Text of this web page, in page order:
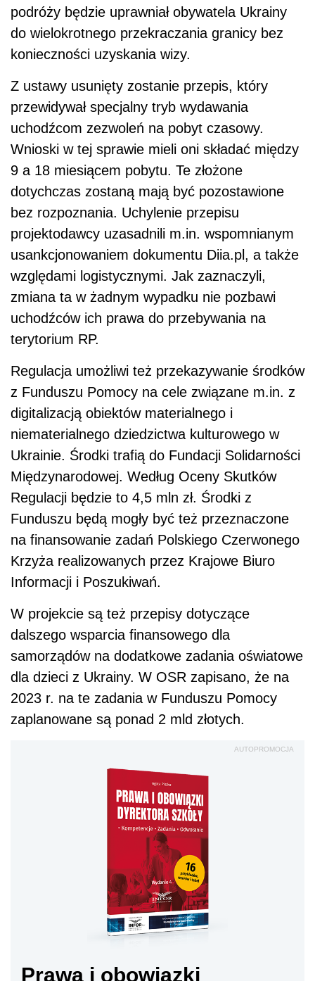
podróży będzie uprawniał obywatela Ukrainy
do wielokrotnego przekraczania granicy bez
konieczności uzyskania wizy.
Z ustawy usunięty zostanie przepis, który
przewidywał specjalny tryb wydawania
uchodźcom zezwoleń na pobyt czasowy.
Wnioski w tej sprawie mieli oni składać między
9 a 18 miesiącem pobytu. Te złożone
dotychczas zostaną mają być pozostawione
bez rozpoznania. Uchylenie przepisu
projektodawcy uzasadnili m.in. wspomnianym
usankcjonowaniem dokumentu Diia.pl, a także
względami logistycznymi. Jak zaznaczyli,
zmiana ta w żadnym wypadku nie pozbawi
uchodźców ich prawa do przebywania na
terytorium RP.
Regulacja umożliwi też przekazywanie środków
z Funduszu Pomocy na cele związane m.in. z
digitalizacją obiektów materialnego i
niematerialnego dziedzictwa kulturowego w
Ukrainie. Środki trafią do Fundacji Solidarności
Międzynarodowej. Według Oceny Skutków
Regulacji będzie to 4,5 mln zł. Środki z
Funduszu będą mogły być też przeznaczone
na finansowanie zadań Polskiego Czerwonego
Krzyża realizowanych przez Krajowe Biuro
Informacji i Poszukiwań.
W projekcie są też przepisy dotyczące
dalszego wsparcia finansowego dla
samorządów na dodatkowe zadania oświatowe
dla dzieci z Ukrainy. W OSR zapisano, że na
2023 r. na te zadania w Funduszu Pomocy
zaplanowane są ponad 2 mld złotych.
AUTOPROMOCJA
Prawa i obowiązki